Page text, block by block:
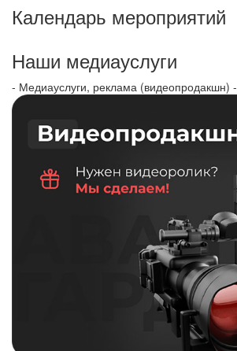
Календарь мероприятий
Наши медиауслуги
- Медиауслуги, реклама (видеопродакшн) -